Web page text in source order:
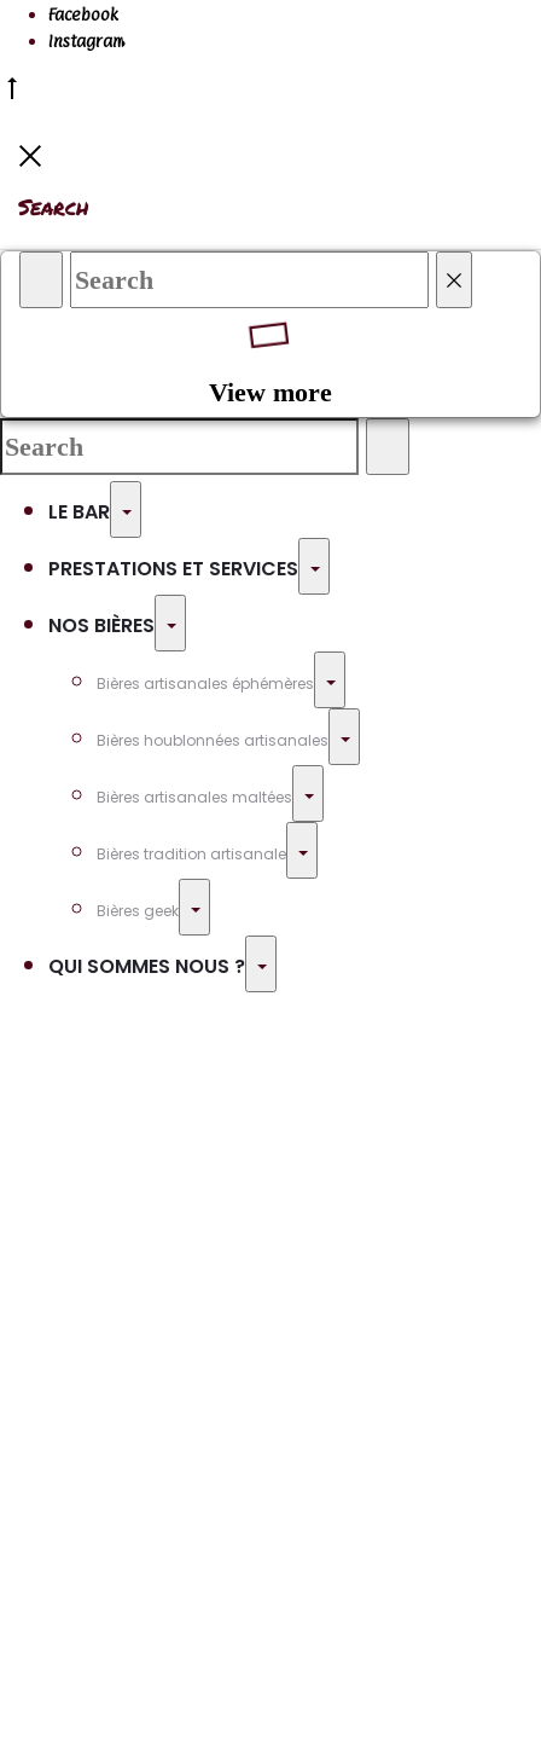
Facebook
Instagram
to
Search
View more
Search
LE BAR Toggle
PRESTATIONS ET SERVICES Toggle
NOS BIÈRES Toggle
Bières artisanales éphémères Toggle
Bières houblonnées artisanales Toggle
Bières artisanales maltées Toggle
Bières tradition artisanale Toggle
Bières geek Toggle
QUI SOMMES NOUS ? Toggle